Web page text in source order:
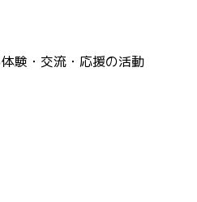
験・交流・応援の活動